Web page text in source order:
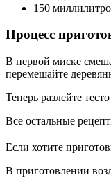
150
Процесс
В первой миске
перемешайте
Теперь разлейте
Все остальные
Если хотите
В приготовлении